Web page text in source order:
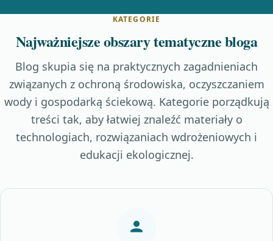
KATEGORIE
Najważniejsze obszary tematyczne bloga
Blog skupia się na praktycznych zagadnieniach
związanych z ochroną środowiska, oczyszczaniem
wody i gospodarką ściekową. Kategorie porządkują
treści tak, aby łatwiej znaleźć materiały o
technologiach, rozwiązaniach wdrożeniowych i
edukacji ekologicznej.